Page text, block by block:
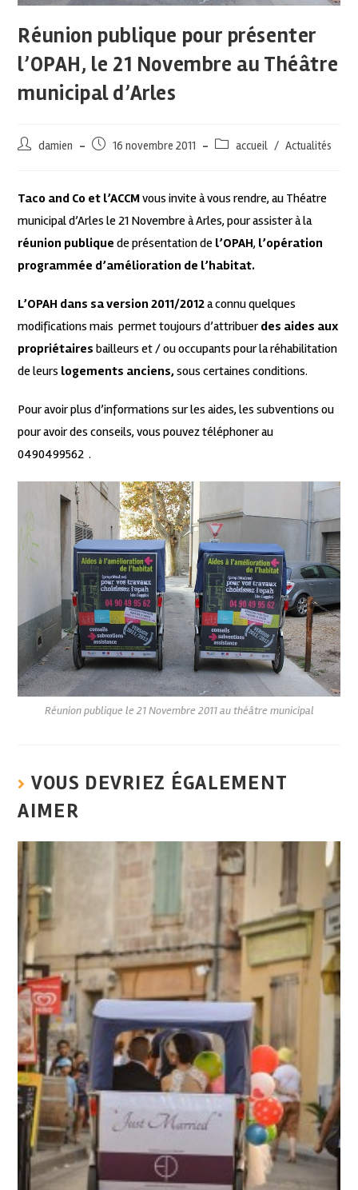
Réunion publique pour présenter
l’OPAH, le 21 Novembre au Théâtre
municipal d’Arles
damien 16 novembre 2011 accueil / Actualités
Taco and Co et l’ACCMvous invite à vous rendre, au Théatre
municipal d’Arles le 21 Novembre à Arles, pour assister à la
réunion publique de présentation de l’OPAH, l’opération
programmée d’amélioration de l’habitat.
L’OPAH dans sa version 2011/2012a connu quelques
modifications mais permet toujours d’attribuer des aides aux
propriétaires bailleurs et / ou occupants pour la réhabilitation
de leurs logements anciens, sous certaines conditions.
Pour avoir plus d’informations sur les aides, les subventions ou
pour avoir des conseils, vous pouvez téléphoner au
0490499562 .
Réunion publique le 21 Novembre 2011 au théâtre municipal
VOUS DEVRIEZ ÉGALEMENT
AIMER